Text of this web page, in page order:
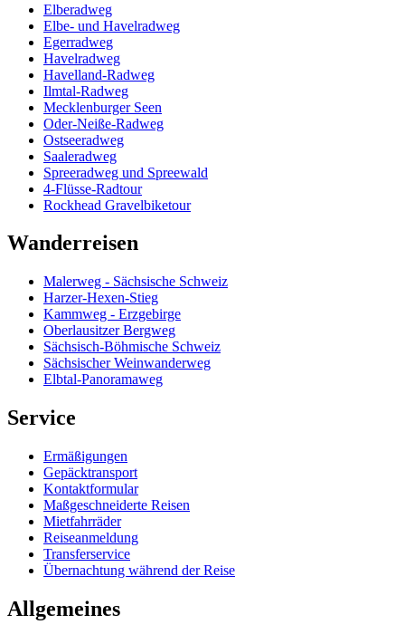
Elberadweg
Elbe- und Havelradweg
Egerradweg
Havelradweg
Havelland-Radweg
Ilmtal-Radweg
Mecklenburger Seen
Oder-Neiße-Radweg
Ostseeradweg
Saaleradweg
Spreeradweg und Spreewald
4-Flüsse-Radtour
Rockhead Gravelbiketour
Wanderreisen
Malerweg - Sächsische Schweiz
Harzer-Hexen-Stieg
Kammweg - Erzgebirge
Oberlausitzer Bergweg
Sächsisch-Böhmische Schweiz
Sächsischer Weinwanderweg
Elbtal-Panoramaweg
Service
Ermäßigungen
Gepäcktransport
Kontaktformular
Maßgeschneiderte Reisen
Mietfahrräder
Reiseanmeldung
Transferservice
Übernachtung während der Reise
Allgemeines